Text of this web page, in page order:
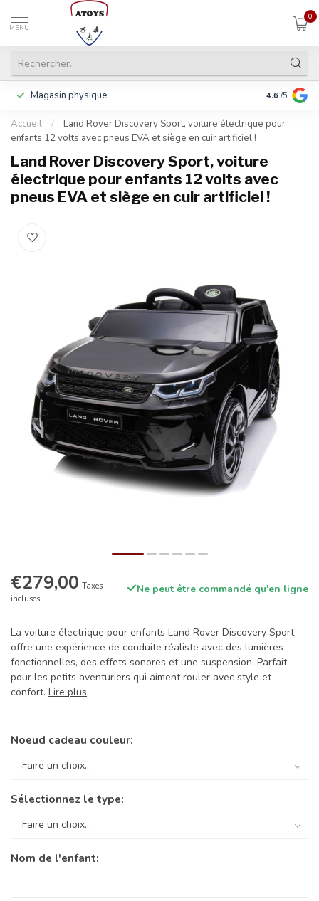
MENU
0
Magasin physique Payer en 3
4.6 /5
Accueil /
Land Rover Discovery Sport, voiture électrique pour
enfants 12 volts avec pneus EVA et siège en cuir artificiel !
Land Rover Discovery Sport, voiture
électrique pour enfants 12 volts avec
pneus EVA et siège en cuir artificiel !
€279,00 Taxes
incluses
Ne peut être commandé qu'en ligne
La voiture électrique pour enfants Land Rover Discovery Sport
offre une expérience de conduite réaliste avec des lumières
fonctionnelles, des effets sonores et une suspension. Parfait
pour les petits aventuriers qui aiment rouler avec style et
confort. Lire plus.
Noeud cadeau couleur:
Sélectionnez le type:
Nom de l'enfant: